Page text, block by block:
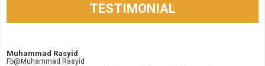
TESTIMONIAL
Muhammad Rasyid
Fb@Muhammad Rasyid